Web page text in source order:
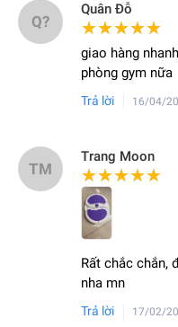
Q?
Quân Đỗ
★★★★★
★★★★★
giao hàng
phòng gym nữa
Trả lời 16/04/
TM
Trang Moon
★★★★★
★★★★★
Rất chắc chắn,
nha mn
Trả lời 17/02/